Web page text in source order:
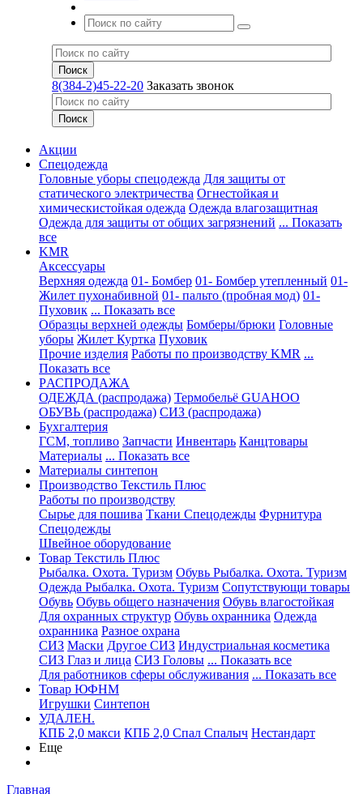
8(384-2)45-22-20 Заказать звонок
Акции
Спецодежда
Головные уборы спецодежда Для защиты от
статического электричества Огнестойкая и
химическистойкая одежда Одежда влагозащитная
Одежда для защиты от общих загрязнений ... Показать
все
KMR
Аксессуары
Верхняя одежда 01- Бомбер 01- Бомбер утепленный 01-
Жилет пухонабивной 01- пальто (пробная мод) 01-
Пуховик ... Показать все
Образцы верхней одежды Бомберы/брюки Головные
уборы Жилет Куртка Пуховик
Прочие изделия Работы по производству KMR ...
Показать все
PАСПРОДАЖА
ОДЕЖДА (распродажа) Термобельё GUAHOO
ОБУВЬ (распродажа) СИЗ (распродажа)
Бухгалтерия
ГСМ, топливо Запчасти Инвентарь Канцтовары
Материалы ... Показать все
Материалы синтепон
Производство Текстиль Плюс
Работы по производству
Сырье для пошива Ткани Спецодежды Фурнитура
Спецодежды
Швейное оборудование
Товар Текстиль Плюс
Рыбалка. Охота. Туризм Обувь Рыбалка. Охота. Туризм
Одежда Рыбалка. Охота. Туризм Сопутствующи товары
Обувь Обувь общего назначения Обувь влагостойкая
Для охранных структур Обувь охранника Одежда
охранника Разное охрана
СИЗ Маски Другое СИЗ Индустриальная косметика
СИЗ Глаз и лица СИЗ Головы ... Показать все
Для работников сферы обслуживания ... Показать все
Товар ЮФНМ
Игрушки Синтепон
УДАЛЕН.
КПБ 2,0 макси КПБ 2,0 Спал Спалыч Нестандарт
Еще
Главная